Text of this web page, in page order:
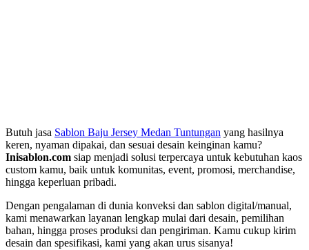
Butuh jasa Sablon Baju Jersey Medan Tuntungan yang hasilnya
keren, nyaman dipakai, dan sesuai desain keinginan kamu?
Inisablon.com siap menjadi solusi terpercaya untuk kebutuhan kaos
custom kamu, baik untuk komunitas, event, promosi, merchandise,
hingga keperluan pribadi.
Dengan pengalaman di dunia konveksi dan sablon digital/manual,
kami menawarkan layanan lengkap mulai dari desain, pemilihan
bahan, hingga proses produksi dan pengiriman. Kamu cukup kirim
desain dan spesifikasi, kami yang akan urus sisanya!